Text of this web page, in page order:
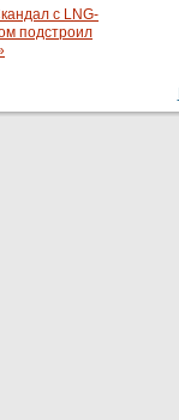
с LNG-
подстроил